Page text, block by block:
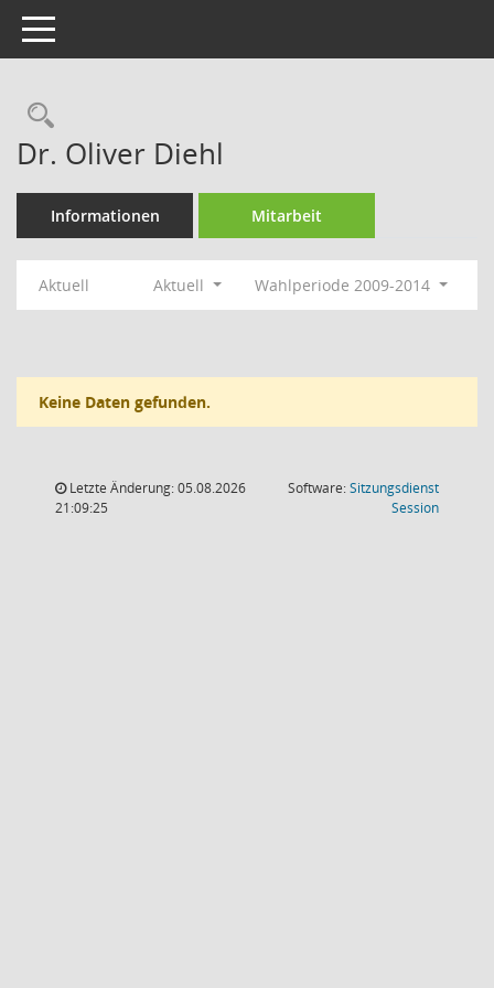
Toggle navigation
Rechercheauswahl
Dr. Oliver Diehl
Informationen Mitarbeit
Aktuell Aktuell Wahlperiode 2009-2014
Keine Daten gefunden.
Letzte Änderung: 05.08.2026
21:09:25
Software:Sitzungsdienst
Session(Wird in